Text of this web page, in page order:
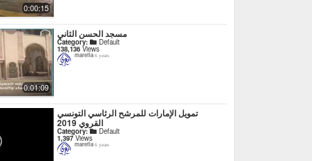
0:00:15
0:01:09
مسجد الحسن الثاني
Category: Default
138,136 Views
marefia 6 years
تمويل الإمارات للمرشح الرئاسي التونسي
القروي 2019
Category: Default
1,397Views
marefia 6 years